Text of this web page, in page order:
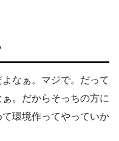
なぁ。マジで。だって
。だからそっちの方に
環境作ってやっていか